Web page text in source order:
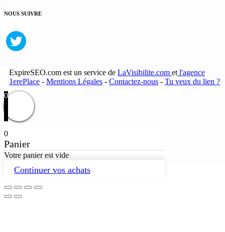
NOUS SUIVRE
ExpireSEO.com est un service de LaVisibilite.com et l'agence
1erePlace - Mentions Légales - Contactez-nous - Tu veux du lien ?
0
0
Panier
Votre panier est vide
Continuer vos achats